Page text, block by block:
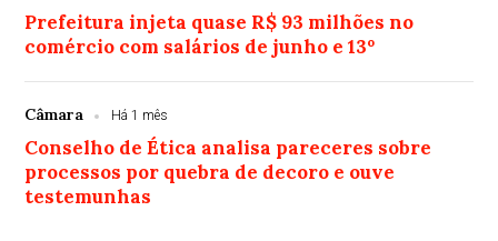
Prefeitura injeta quase R$ 93 milhões no
comércio com salários de junho e 13º
Câmara Há 1 mês
Conselho de Ética analisa pareceres sobre
processos por quebra de decoro e ouve
testemunhas